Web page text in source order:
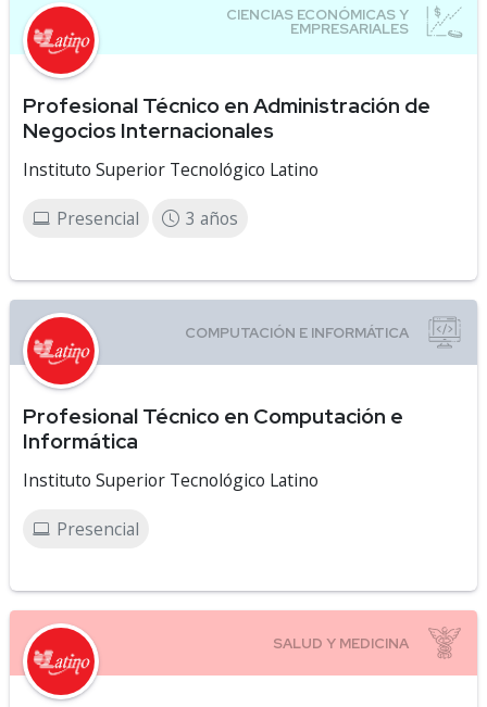
Profesional Técnico en Administración de
Negocios Internacionales
Instituto Superior Tecnológico Latino
Presencial 3 años
Profesional Técnico en Computación e
Informática
Instituto Superior Tecnológico Latino
Presencial